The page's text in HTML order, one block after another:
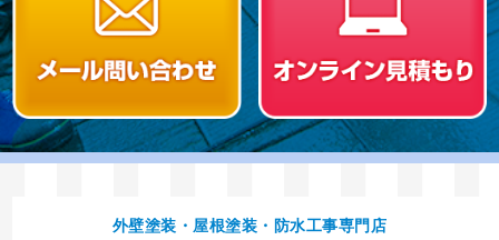
外壁塗装・屋根塗装・防⽔⼯事専⾨店